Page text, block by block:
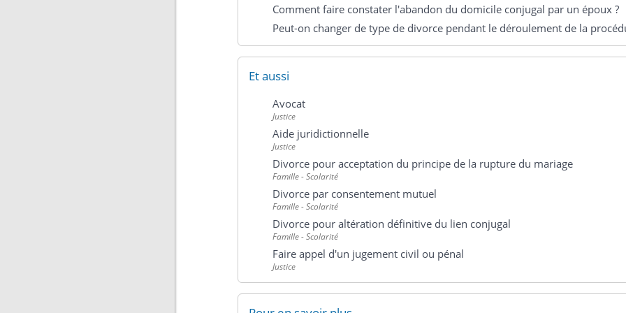
Comment faire constater l'abandon du domicile conjugal par un époux ?
Peut-on changer de type de divorce pendant le déroulement de la
Et aussi
Avocat
Justice
Aide juridictionnelle
Justice
Divorce pour acceptation du principe de la rupture du mariage
Famille - Scolarité
Divorce par consentement mutuel
Famille - Scolarité
Divorce pour altération définitive du lien conjugal
Famille - Scolarité
Faire appel d'un jugement civil ou pénal
Justice